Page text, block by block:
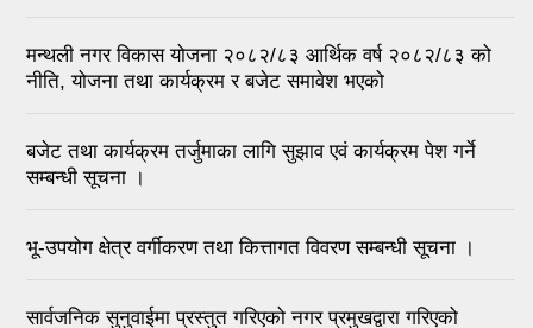
मन्थली नगर विकास योजना २०८२/८३ आर्थिक वर्ष २०८२/८३ को
नीति, योजना तथा कार्यक्रम र बजेट समावेश भएको
बजेट तथा कार्यक्रम तर्जुमाका लागि सुझाव एवं कार्यक्रम पेश गर्ने
सम्बन्धी सूचना ।
भू-उपयोग क्षेत्र वर्गीकरण तथा कित्तागत विवरण सम्बन्धी सूचना ।
सार्वजनिक सुनुवाईमा प्रस्तुत गरिएको नगर प्रमुखद्वारा गरिएको